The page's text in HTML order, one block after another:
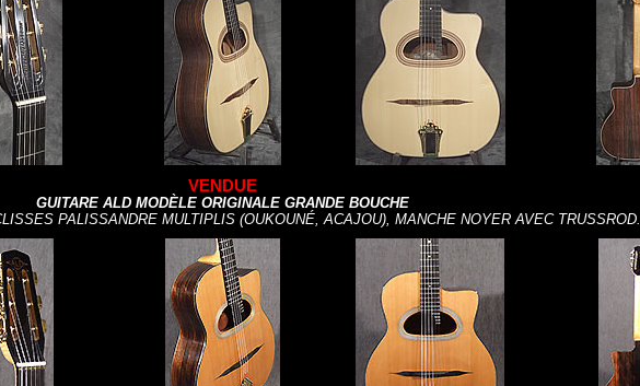
VENDUE
GUITARE ALD MODÈLE ORIGINALE GRANDE BOUCHE
PALISSANDRE MULTIPLIS (OUKOUNÉ, ACAJOU), MANCHE NOYER AVEC TRUSSROD.